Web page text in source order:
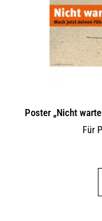
Poster „Nicht
Für